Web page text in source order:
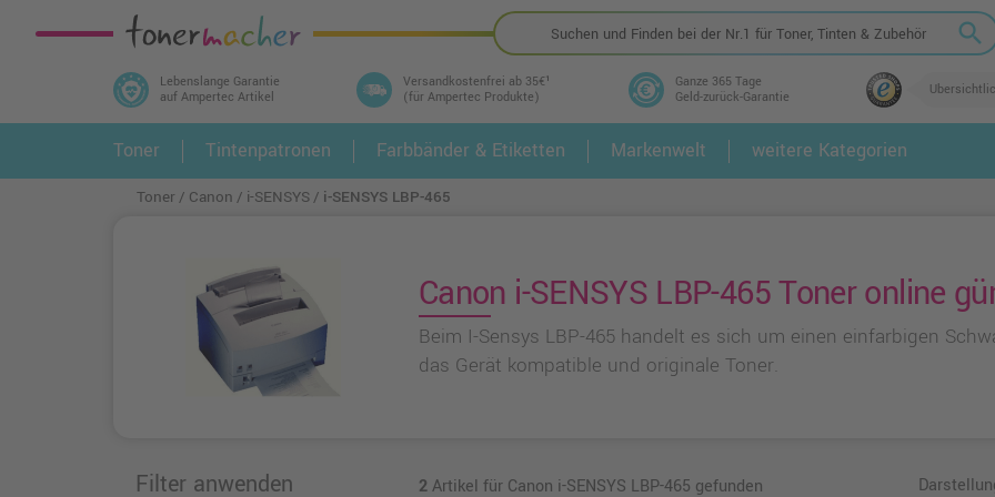
search
Lebenslange Garantie
auf Ampertec Artikel
Versandkostenfrei ab 35€¹
(für Ampertec Produkte)
Ganze 365 Tage
Geld-zurück-Garantie
In 3 einfachen Schritten ihr Druckermodell
und alle dazu passenden Artikel finden ➤ 1. 2.
Toner Tintenpatronen Farbbänder & Etiketten Markenwelt weitere Kategorien
Toner Canon i-SENSYS i-SENSYS LBP-465
Canon i-SENSYS LBP-465 Toner online
Beim I-Sensys LBP-465 handelt es sich um einen einfarbigen
das Gerät kompatible und originale Toner.
Filter anwenden 2Artikel für Canon i-SENSYS LBP-465 gefunden